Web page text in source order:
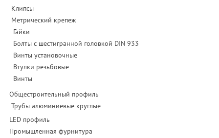
Клипсы
Метрический крепеж
Гайки
Болты с шестигранной головкой DIN 933
Винты установочные
Втулки резьбовые
Винты
Общестроительный профиль
Трубы алюминиевые круглые
LED профиль
Промышленная фурнитура